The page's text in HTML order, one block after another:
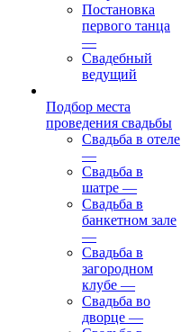
Постановка
первого танца
—
Свадебный
ведущий
Подбор места
проведения свадьбы
Свадьба в отеле
—
Свадьба в
шатре —
Свадьба в
банкетном зале
—
Свадьба в
загородном
клубе —
Свадьба во
дворце —